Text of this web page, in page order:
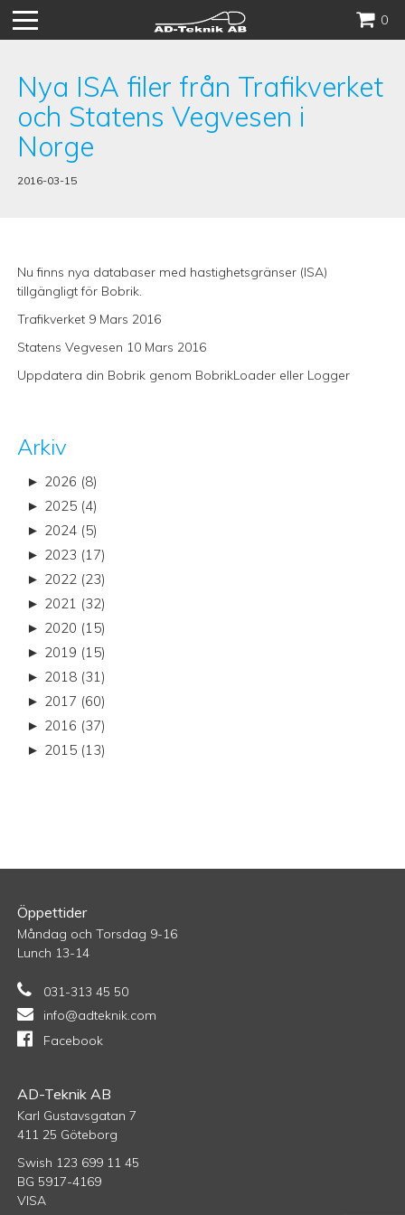
0
Hoppa
Nya ISA filer från Trafikverket
och Statens Vegvesen i
Norge
2016-03-15
Nu finns nya databaser med hastighetsgränser (ISA)
tillgängligt för Bobrik.
Trafikverket 9 Mars 2016
Statens Vegvesen 10 Mars 2016
Uppdatera din Bobrik genom BobrikLoader eller Logger
Arkiv
► 2026 (8)
► 2025 (4)
► 2024 (5)
► 2023 (17)
► 2022 (23)
► 2021 (32)
► 2020 (15)
► 2019 (15)
► 2018 (31)
► 2017 (60)
► 2016 (37)
► 2015 (13)
Öppettider
Måndag och Torsdag 9-16
Lunch 13-14
031-313 45 50
info@adteknik.com
Facebook
AD-Teknik AB
Karl Gustavsgatan 7
411 25 Göteborg
Swish 123 699 11 45
BG 5917-4169
VISA